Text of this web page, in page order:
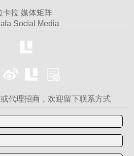
卡拉 媒体矩阵
Social Media
代理招商，欢迎留下联系方式